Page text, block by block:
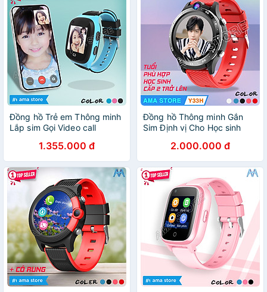
Đồng hồ Trẻ em Thông minh
Lắp sim Gọi Video call
AMA Watch LT31 Hàng nhập
khẩu
1.355.000 đ
Đồng hồ Thông minh Gắn
Sim Định vị Cho Học sinh
Watch Y33H - Hàng nhập
khẩu
2.000.000 đ